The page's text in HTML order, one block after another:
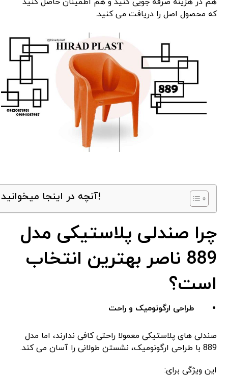
که محصول اصل را دریافت می ‌کنید.
آنچه در اینجا میخوانید!
چرا صندلی پلاستیکی مدل
889 ناصر بهترین انتخاب
است؟
طراحی ارگونومیک و راحت
صندلی‌ های پلاستیکی معمولا راحتی کافی ندارند، اما مدل
889 با طراحی ارگونومیک، نشستن طولانی را آسان می ‌کند.
این ویژگی برای: